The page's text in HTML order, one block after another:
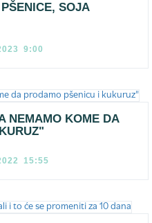
SOJA
9:00
NEMAMO KOME DA
15:55